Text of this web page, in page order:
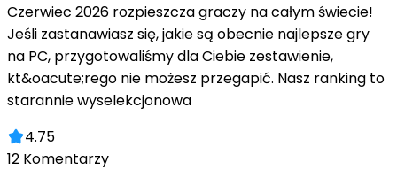
Czerwiec 2026 rozpieszcza graczy na całym świecie!
Jeśli zastanawiasz się, jakie są obecnie najlepsze gry
na PC, przygotowaliśmy dla Ciebie zestawienie,
kt&oacute;rego nie możesz przegapić. Nasz ranking to
starannie wyselekcjonowa
4.75
12 Komentarzy